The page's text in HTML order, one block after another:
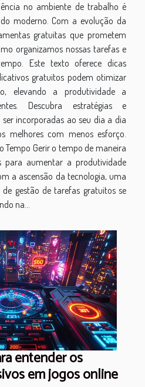
no ambiente de trabalho é
moderno. Com a evolução da
gratuitas que prometem
organizamos nossas tarefas e
Este texto oferece dicas
gratuitos podem otimizar
elevando a produtividade a
Descubra estratégias e
incorporadas ao seu dia a dia
melhores com menos esforço.
Tempo Gerir o tempo de maneira
para aumentar a produtividade
a ascensão da tecnologia, uma
gestão de tarefas gratuitos se
na...
entender os
em jogos online